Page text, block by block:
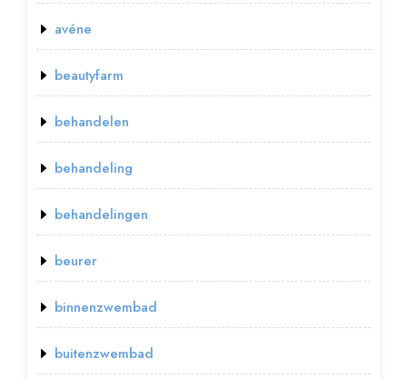
avéne
beautyfarm
behandelen
behandeling
behandelingen
beurer
binnenzwembad
buitenzwembad